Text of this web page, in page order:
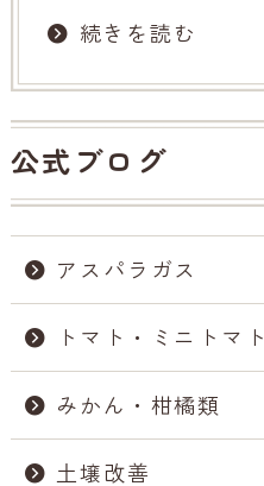
続きを読む
公式ブログ
アスパラガス
トマト・ミニトマト
みかん・柑橘類
土壌改善